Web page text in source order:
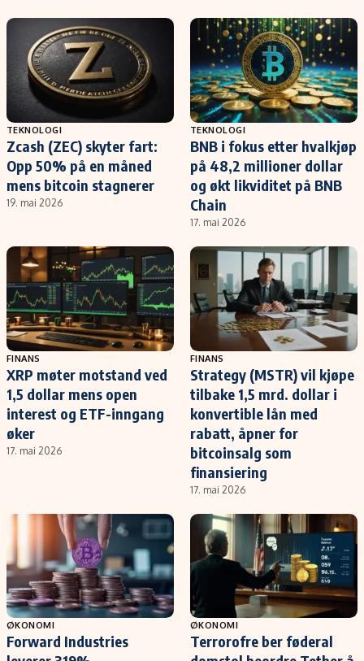
TEKNOLOGI
Zcash (ZEC) skyter fart:
Opp 50% på en måned
mens bitcoin stagnerer
19. mai 2026
TEKNOLOGI
BNB i fokus etter hvalkjøp
på 48,2 millioner dollar
og økt likviditet på BNB
Chain
17. mai 2026
FINANS
XRP møter motstand ved
1,5 dollar mens open
interest og ETF-inngang
øker
17. mai 2026
FINANS
Strategy (MSTR) vil kjøpe
tilbake 1,5 mrd. dollar i
konvertible lån med
rabatt, åpner for
bitcoinsalg som
finansiering
17. mai 2026
ØKONOMI
Forward Industries
ØKONOMI
Terrorofre ber føderal